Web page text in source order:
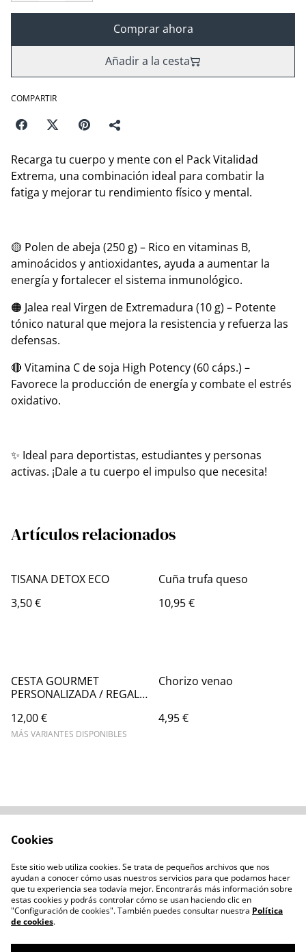
Comprar ahora
Añadir a la cesta
COMPARTIR
Recarga tu cuerpo y mente con el Pack Vitalidad
Extrema, una combinación ideal para combatir la
fatiga y mejorar tu rendimiento físico y mental.
🟡 Polen de abeja (250 g) – Rico en vitaminas B,
aminoácidos y antioxidantes, ayuda a aumentar la
energía y fortalecer el sistema inmunológico.
🟠 Jalea real Virgen de Extremadura (10 g) – Potente
tónico natural que mejora la resistencia y refuerza las
defensas.
🔴 Vitamina C de soja High Potency (60 cáps.) –
Favorece la producción de energía y combate el estrés
oxidativo.
✨ Ideal para deportistas, estudiantes y personas
activas. ¡Dale a tu cuerpo el impulso que necesita!
Artículos relacionados
TISANA DETOX ECO
3,50 €
Cuña trufa queso
10,95 €
CESTA GOURMET
PERSONALIZADA / REGALO
12,00 €
MÁS VARIANTES DISPONIBLES
Chorizo venao
4,95 €
Política de privacidad
Administración de
cookies
Cookies
Este sitio web utiliza cookies. Se trata de pequeños archivos que nos
ayudan a conocer cómo usas nuestros servicios para que podamos hacer
que tu experiencia sea todavía mejor. Encontrarás más información sobre
estas cookies y podrás controlar cómo se usan haciendo clic en
"Configuración de cookies". También puedes consultar nuestra Política
de cookies.